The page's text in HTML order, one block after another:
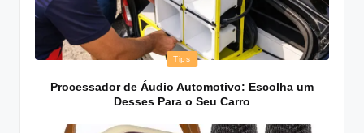
Posted
Tips
Processador de Áudio Automotivo: Escolha um
Desses Para o Seu Carro